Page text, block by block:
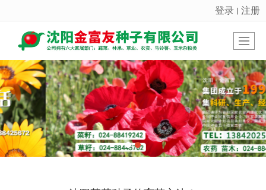
很遗憾，因您的浏览器版本过低导致无法获得最佳浏览体验，推荐下载安装谷歌浏览器！
登录 丨 注册